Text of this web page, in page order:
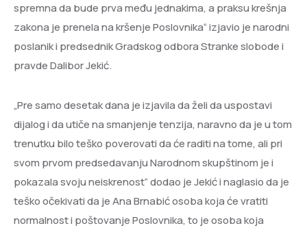
spremna da bude prva među jednakima, a praksu krešnja
zakona je prenela na kršenje Poslovnika“ izjavio je narodni
poslanik i predsednik Gradskog odbora Stranke slobode i
pravde Dalibor Jekić.
„Pre samo desetak dana je izjavila da želi da uspostavi
dijalog i da utiče na smanjenje tenzija, naravno da je u tom
trenutku bilo teško poverovati da će raditi na tome, ali pri
svom prvom predsedavanju Narodnom skupštinom je i
pokazala svoju neiskrenost“ dodao je Jekić i naglasio da je
teško očekivati da je Ana Brnabić osoba koja će vratiti
normalnost i poštovanje Poslovnika, to je osoba koja